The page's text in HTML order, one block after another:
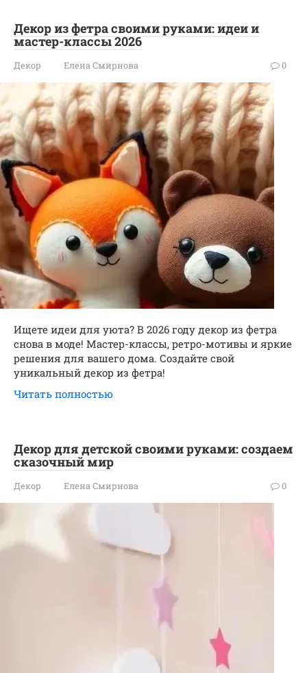
Декор из фетра своими руками: идеи и
мастер-классы 2026
Декор Елена Смирнова 0
Ищете идеи для уюта? В 2026 году декор из фетра
снова в моде! Мастер-классы, ретро-мотивы и яркие
решения для вашего дома. Создайте свой
уникальный декор из фетра!
Читать полностью
Декор для детской своими руками: создаем
сказочный мир
Декор Елена Смирнова 0